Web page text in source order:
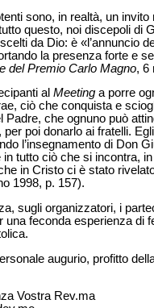
sono, in realtà, un
questo, noi discepoli di
da Dio: è «l’annuncio
la presenza forte e
del Premio Carlo Magno, 6
al Meeting a porre
ciò che conquista e
che ognuno può
poi donarlo ai fratelli.
l’insegnamento di Don
tutto ciò che si incontra,
in Cristo ci è stato
1998, p. 157).
sugli organizzatori, i
feconda esperienza di
augurio, profitto
Vostra Rev.ma